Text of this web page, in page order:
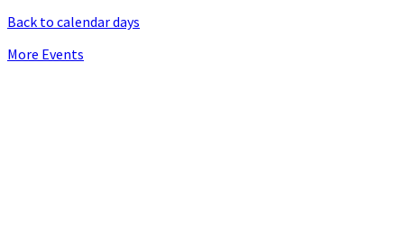
Back to calendar days
More Events